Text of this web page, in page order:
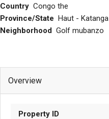
Country Congo the
Province/State Haut - Katanga
Neighborhood Golf mubanzo
Overview
Property ID